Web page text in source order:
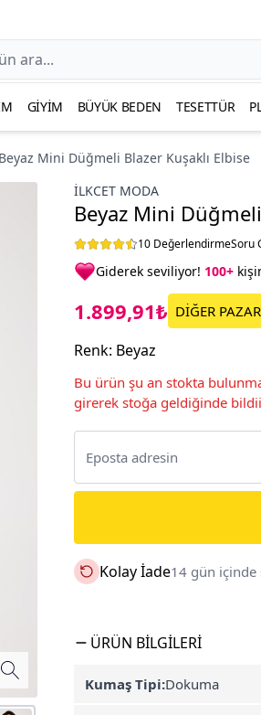
GIYIM BÜYÜK BEDEN TESETTÜR
Beyaz Mini Düğmeli Blazer Kuşaklı Elbise
İLKCET MODA
Beyaz Mini
10 DeğerlendirmeSoru
Giderek seviliyor! 100+
1.899,91₺ DİĞER
Renk: Beyaz
Bu ürün şu an stokta
girerek stoğa geldiğinde
Kolay İade14 gün içinde
ÜRÜN BILGILERI
Kumaş Tipi:Dokuma